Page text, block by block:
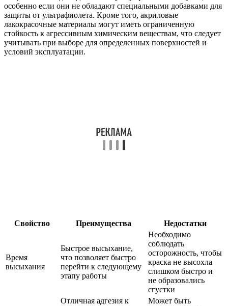
особенно если они не обладают специальными добавками для
защиты от ультрафиолета. Кроме того, акриловые
лакокрасочные материалы могут иметь ограниченную
стойкость к агрессивным химическим веществам, что следует
учитывать при выборе для определенных поверхностей и
условий эксплуатации.
Свойство Преимущества Недостатки
Время
высыхания
Быстрое высыхание,
что позволяет быстро
перейти к следующему
этапу работы
Необходимо
соблюдать
осторожность, чтобы
краска не высохла
слишком быстро и
не образовались
сгустки
Отличная адгезия к
Может быть